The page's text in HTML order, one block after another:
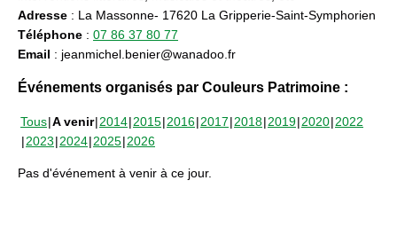
Adresse : La Massonne- 17620 La Gripperie-Saint-Symphorien
Téléphone : 07 86 37 80 77
Email : jeanmichel.benier@wanadoo.fr
Événements organisés par Couleurs Patrimoine :
Tous A venir 2014 2015 2016 2017 2018 2019 2020 2022
2023 2024 2025 2026
Pas d'événement à venir à ce jour.